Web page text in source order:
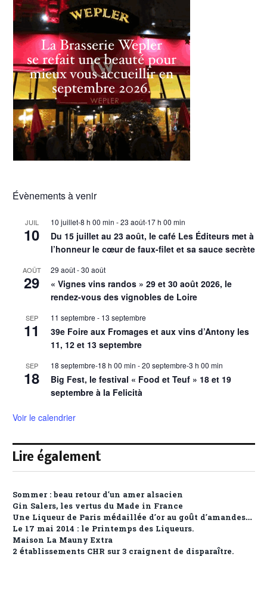
Évènements à venir
JUIL
10
10 juillet-8 h 00 min -23 août-17 h 00 min
Du 15 juillet au 23 août, le café Les Éditeurs met à
l’honneur le cœur de faux-filet et sa sauce secrète
AOÛT
29
29 août-30 août
« Vignes vins randos » 29 et 30 août 2026, le
rendez-vous des vignobles de Loire
SEP
11
11 septembre - 13 septembre
39e Foire aux Fromages et aux vins d’Antony les
11, 12 et 13 septembre
SEP
18
18 septembre-18 h 00 min -20 septembre-3 h 00 min
Big Fest, le festival « Food et Teuf » 18 et 19
septembre à la Felicità
Voir le calendrier
Lire également
Sommer : beau retour d’un amer alsacien
Gin Salers, les vertus du Made in France
Une Liqueur de Paris médaillée d’or au goût d’amandes…
Le 17 mai 2014 : le Printemps des Liqueurs.
Maison La Mauny Extra
2 établissements CHR sur 3 craignent de disparaître.